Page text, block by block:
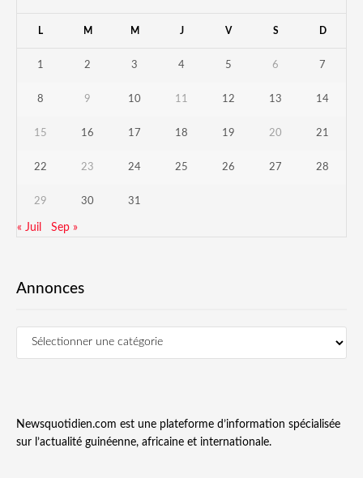
L M M J V S D
1 2 3 4 5 6 7
8 9 10 11 12 13 14
15 16 17 18 19 20 21
22 23 24 25 26 27 28
29 30 31
« Juil Sep »
Annonces
Newsquotidien.com est une plateforme d’information spécialisée
sur l’actualité guinéenne, africaine et internationale.